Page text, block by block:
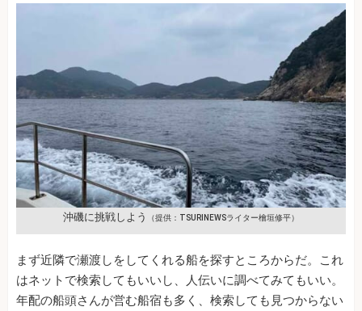
沖磯に挑戦しよう （提供：TSURINEWSライター檜垣修平）
まず近隣で瀬渡しをしてくれる船を探すところからだ。これ
はネットで検索してもいいし、人伝いに調べてみてもいい。
年配の船頭さんが営む船宿も多く、検索しても見つからない